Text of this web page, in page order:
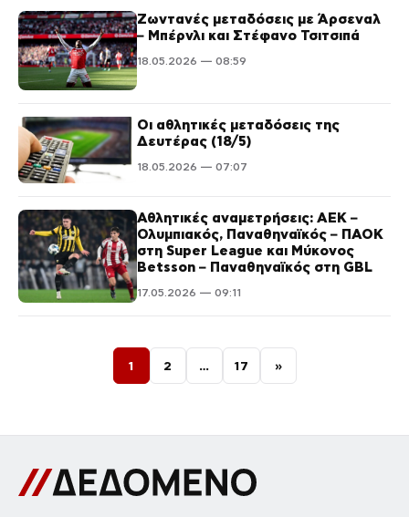
Ζωντανές μεταδόσεις με Άρσεναλ
– Μπέρνλι και Στέφανο Τσιτσιπά
18.05.2026 — 08:59
Οι αθλητικές μεταδόσεις της
Δευτέρας (18/5)
18.05.2026 — 07:07
Αθλητικές αναμετρήσεις: ΑΕΚ –
Ολυμπιακός, Παναθηναϊκός – ΠΑΟΚ
στη Super League και Μύκονος
Betsson – Παναθηναϊκός στη GBL
17.05.2026 — 09:11
Σελιδοποίηση άρθρων
1 2 … 17 »